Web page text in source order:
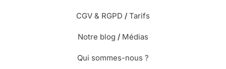
CGV & RGPD / Tarifs
Notre blog / Médias
Qui sommes-nous ?